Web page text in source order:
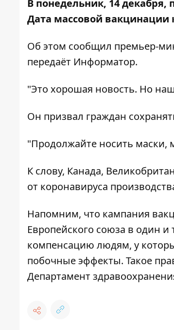
В понедельник, 14
Дата массовой вакцинации
Об этом сообщил премьер-
передаёт Информатор.
"Это хорошая новость. Но
Он призвал граждан
"Продолжайте носить маски,
К слову, Канада,
от коронавируса
Напомним, что кампания
Европейского союза в один и
компенсацию людям, у
побочные эффекты. Такое
Департамент